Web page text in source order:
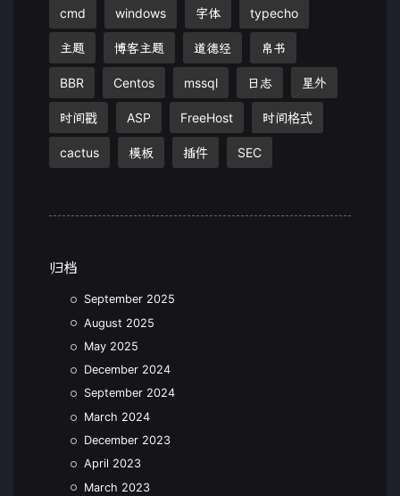
cmd windows 字体 typecho
主题 博客主题 道德经 帛书
BBR Centos mssql 日志 星外
时间戳 ASP FreeHost 时间格式
cactus 模板 插件 SEC
归档
September 2025
August 2025
May 2025
December 2024
September 2024
March 2024
December 2023
April 2023
March 2023